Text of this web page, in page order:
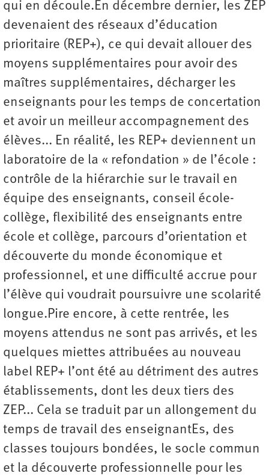
qui en découle.En décembre dernier, les ZEP
devenaient des réseaux d’éducation
prioritaire (REP+), ce qui devait allouer des
moyens supplémentaires pour avoir des
maîtres supplémentaires, décharger les
enseignants pour les temps de concertation
et avoir un meilleur accompagnement des
élèves... En réalité, les REP+ deviennent un
laboratoire de la « refondation » de l’école :
contrôle de la hiérarchie sur le travail en
équipe des enseignants, conseil école-
collège, flexibilité des enseignants entre
école et collège, parcours d’orientation et
découverte du monde économique et
professionnel, et une difficulté accrue pour
l’élève qui voudrait poursuivre une ­scolarité
longue.Pire encore, à cette rentrée, les
moyens attendus ne sont pas arrivés, et les
quelques miettes attribuées au nouveau
label REP+ l’ont été au détriment des autres
établissements, dont les deux tiers des
ZEP... Cela se traduit par un allongement du
temps de travail des enseignantEs, des
classes toujours bondées, le socle commun
et la découverte professionnelle pour les